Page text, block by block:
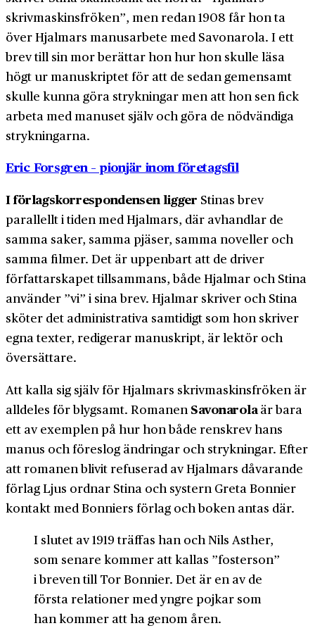
skrivmaskinsfröken”, men redan 1908 får hon ta
över Hjalmars manusarbete med Savonarola. I ett
brev till sin mor berättar hon hur hon skulle läsa
högt ur manuskriptet för att de sedan gemensamt
skulle kunna göra strykningar men att hon sen fick
arbeta med manuset själv och göra de nödvändiga
strykningarna.
Eric Forsgren – pionjär inom företagsfil
I förlagskorrespondensen ligger Stinas brev
parallellt i tiden med Hjalmars, där avhandlar de
samma saker, samma pjäser, samma noveller och
samma filmer. Det är uppenbart att de driver
författarskapet tillsammans, både Hjalmar och Stina
använder ”vi” i sina brev. Hjalmar skriver och Stina
sköter det administrativa samtidigt som hon skriver
egna texter, redigerar manuskript, är lektör och
översättare.
Att kalla sig själv för Hjalmars skrivmaskinsfröken är
alldeles för blygsamt. Romanen Savonarola är bara
ett av exemplen på hur hon både renskrev hans
manus och föreslog ändringar och strykningar. Efter
att romanen blivit refuserad av Hjalmars dåvarande
förlag Ljus ordnar Stina och systern Greta Bonnier
kontakt med Bonniers förlag och boken antas där.
I slutet av 1919 träffas han och Nils Asther,
som senare kommer att kallas ”fosterson”
i breven till Tor Bonnier. Det är en av de
första relationer med yngre pojkar som
han kommer att ha genom åren.